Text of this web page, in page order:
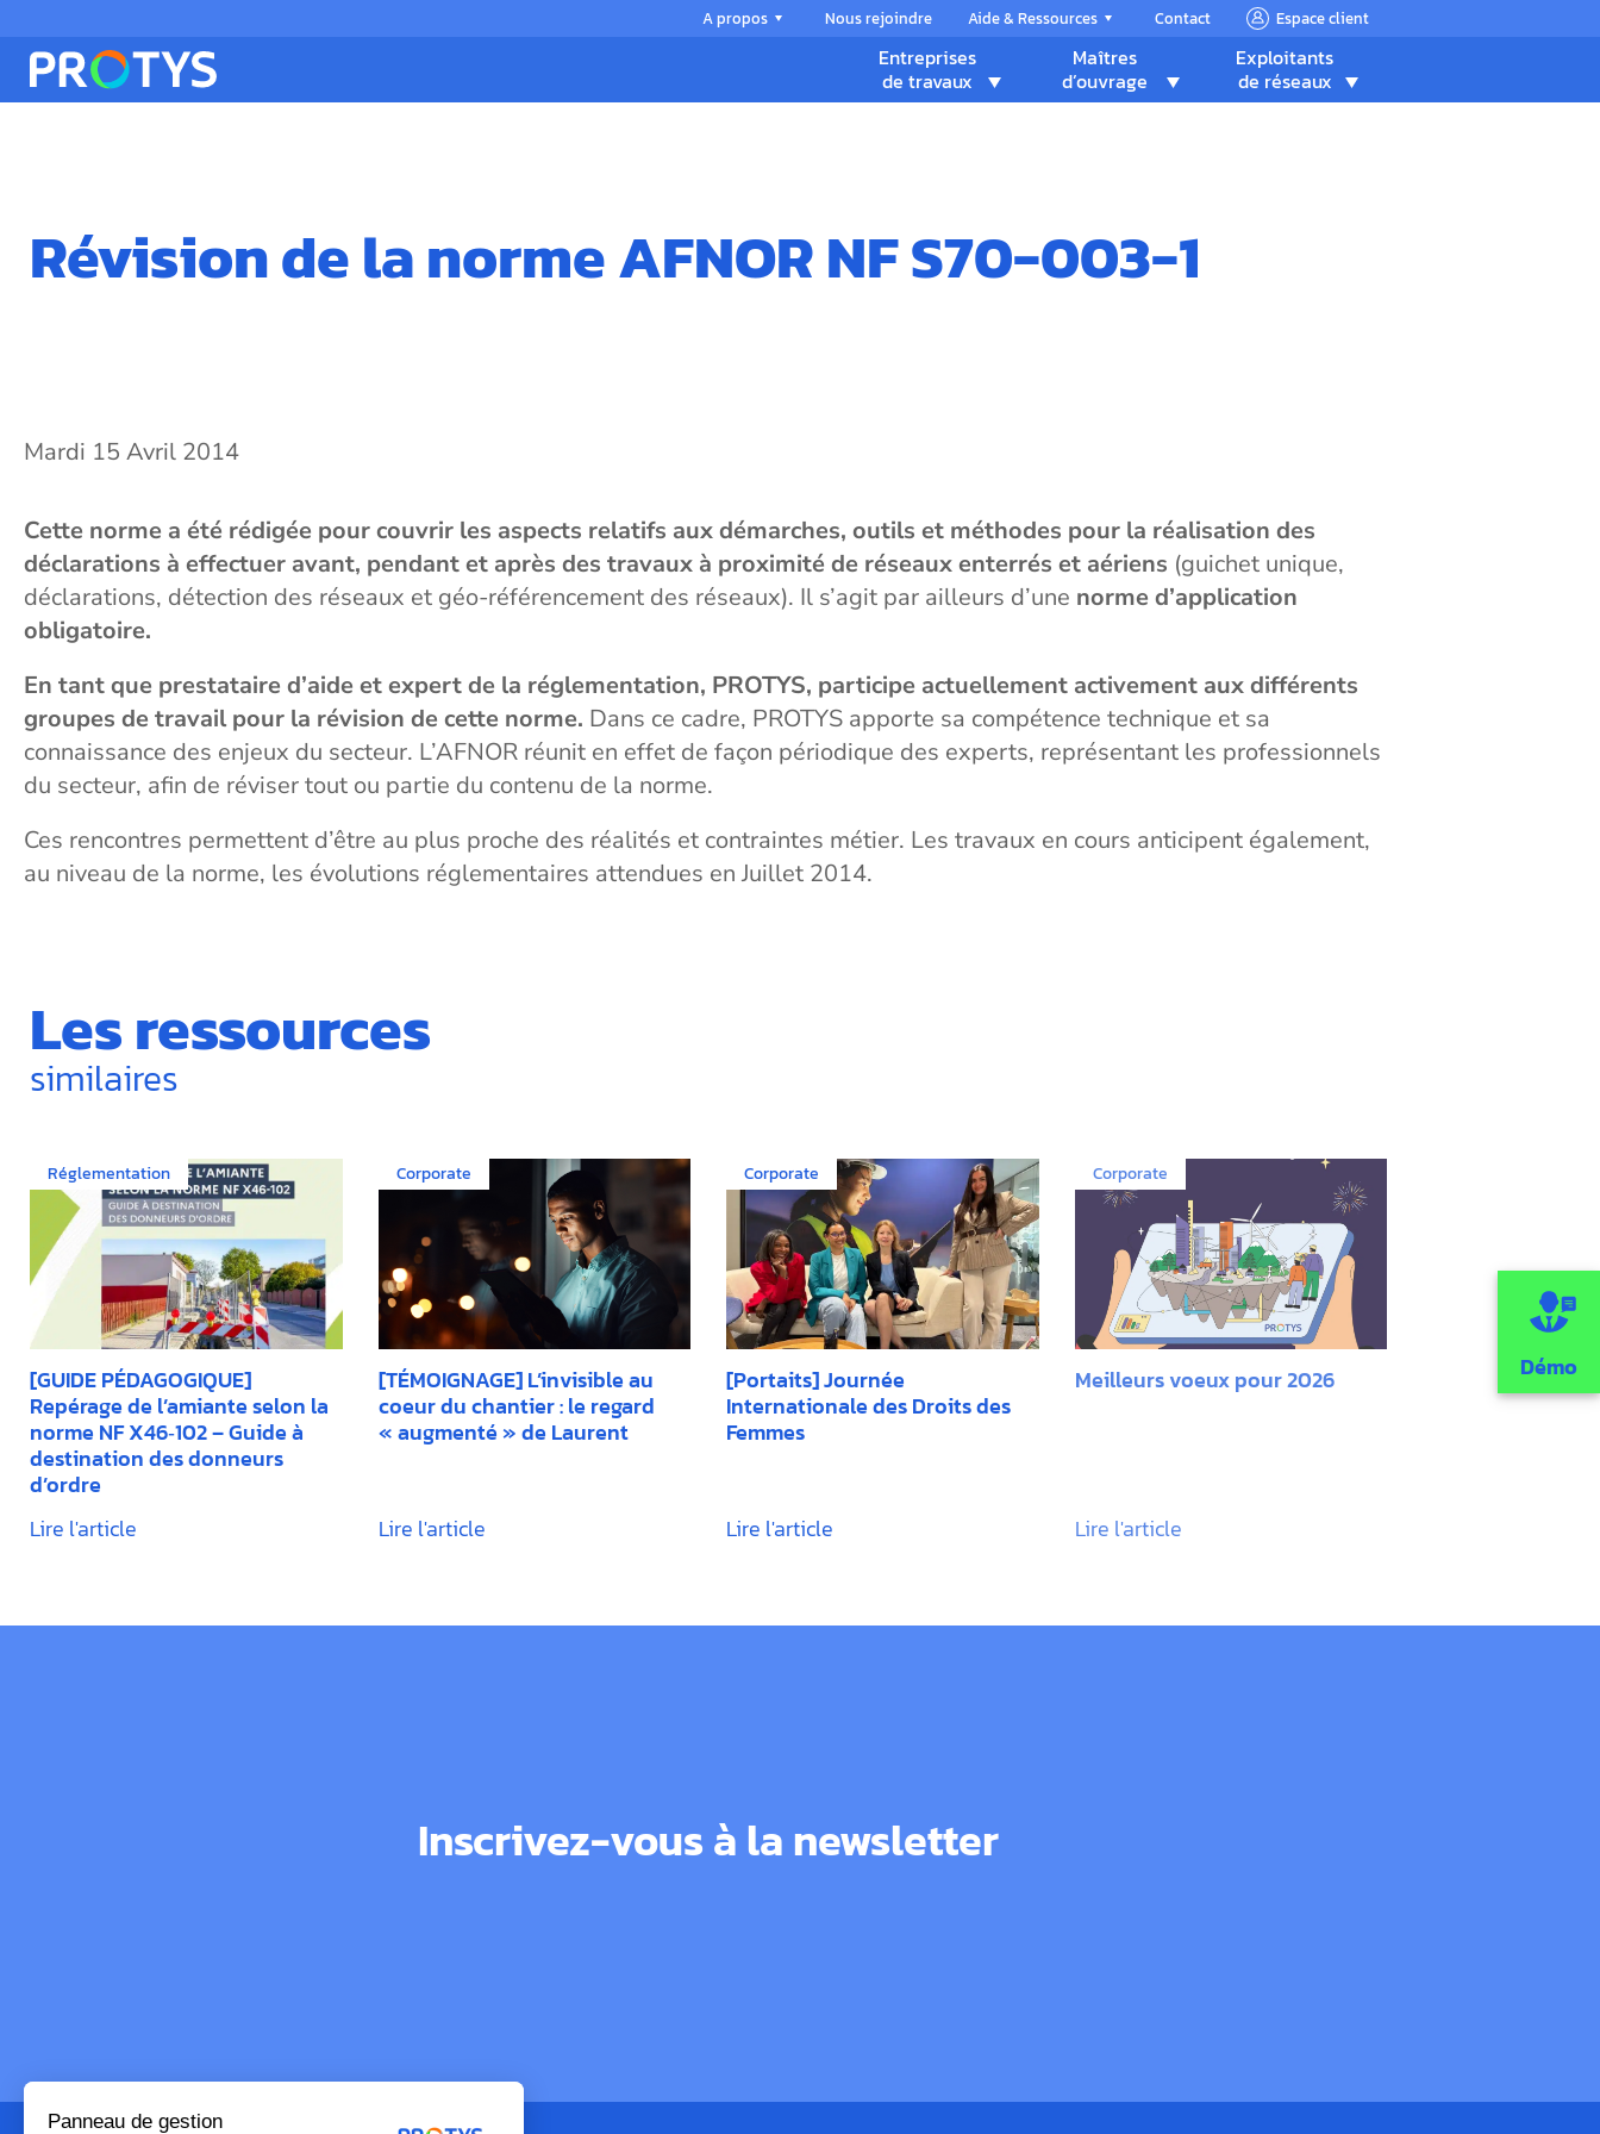
A propos Nous rejoindre Aide & Ressources Contact Espace client
Entreprises
de travaux
Maîtres
d’ouvrage
Exploitants
de réseaux
Démo
Révision de la norme AFNOR NF S70-003-1
Mardi 15 Avril 2014
Cette norme a été rédigée pour couvrir les aspects relatifs aux démarches, outils et méthodes pour la réalisation des
déclarations à effectuer avant, pendant et après des travaux à proximité de réseaux enterrés et aériens (guichet unique,
déclarations, détection des réseaux et géo-référencement des réseaux). Il s’agit par ailleurs d’une norme d’application
obligatoire.
En tant que prestataire d’aide et expert de la réglementation, PROTYS, participe actuellement activement aux différents
groupes de travail pour la révision de cette norme. Dans ce cadre, PROTYS apporte sa compétence technique et sa
connaissance des enjeux du secteur. L’AFNOR réunit en effet de façon périodique des experts, représentant les professionnels
du secteur, afin de réviser tout ou partie du contenu de la norme.
Ces rencontres permettent d’être au plus proche des réalités et contraintes métier. Les travaux en cours anticipent également,
au niveau de la norme, les évolutions réglementaires attendues en Juillet 2014.
Les ressources
similaires
Réglementation
[GUIDE PÉDAGOGIQUE]
Repérage de l’amiante selon la
norme NF X46‑102 – Guide à
destination des donneurs
d’ordre
Lire l'article
Corporate
[TÉMOIGNAGE] L’invisible au
coeur du chantier : le regard
« augmenté » de Laurent
Lire l'article
Corporate
[Portaits] Journée
Internationale des Droits des
Femmes
Lire l'article
Corporate
Meilleurs voeux pour 2026
Lire l'article
Inscrivez-vous à la newsletter